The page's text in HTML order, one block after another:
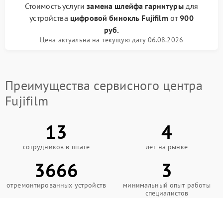
Стоимость услугизамена шлейфа гарнитурыдля
устройства цифровой бинокль Fujifilm от900
руб.
Цена актуальна на текущую дату 06.08.2026
Преимущества сервисного центра
Fujifilm
13
сотрудников в штате
4
лет на рынке
3666
отремонтированных устройств
3
минимальный опыт работы
специалистов